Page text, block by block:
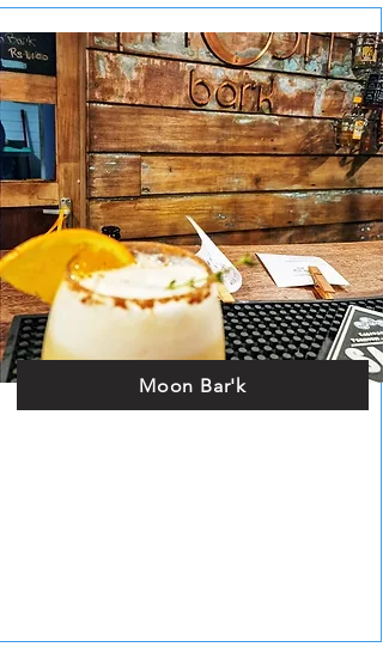
Moon Bar'k